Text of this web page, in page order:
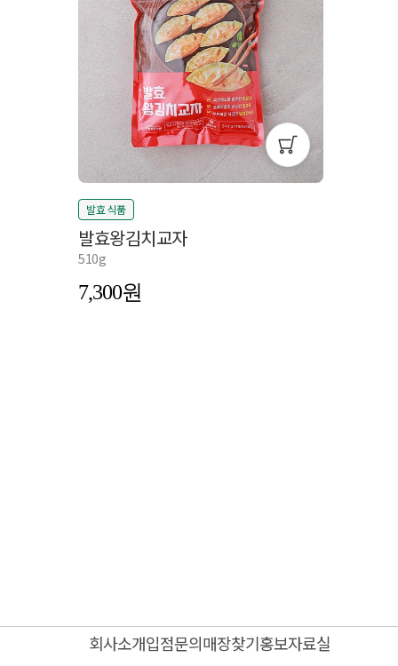
발효 식품
발효왕김치교자
510g
7,300
회사소개입점문의매장찾기홍보자료실